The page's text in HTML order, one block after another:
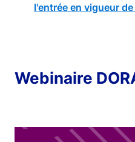
l'entrée en vigueur de
Webinaire